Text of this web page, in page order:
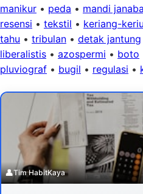
manikur • peda • mandi
resensi • tekstil • keriang-
tahu • tribulan • detak jantung
liberalistis • azospermi • boto
pluviograf • bugil • regulasi •
👤Tim HabitKaya